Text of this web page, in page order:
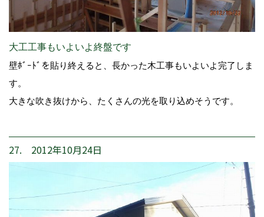
大工工事もいよいよ終盤です
壁ﾎﾞｰﾄﾞを貼り終えると、長かった木工事もいよいよ完了しま
す。
大きな吹き抜けから、たくさんの光を取り込めそうです。
27. 2012年10月24日